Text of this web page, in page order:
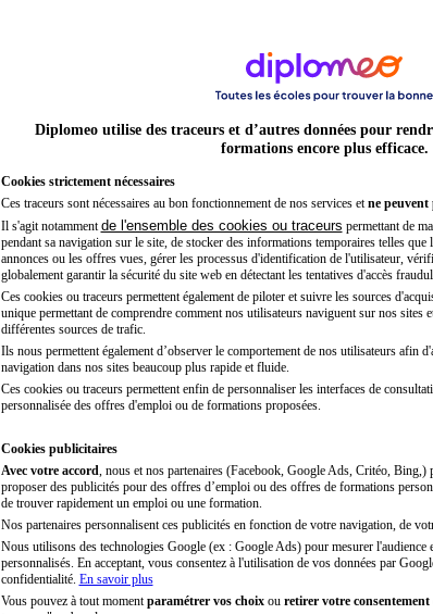
Diplomeo utilise des traceurs et d’autres données pour
formations encore plus efficace.
Cookies strictement nécessaires
Ces traceurs sont nécessaires au bon fonctionnement de nos services et ne peuvent
Il s'agit notamment de l'ensemble des cookies ou traceurs permettant de
pendant sa navigation sur le site, de stocker des informations temporaires telles que
annonces ou les offres vues, gérer les processus d'identification de l'utilisateur,
globalement garantir la sécurité du site web en détectant les tentatives d'accès
Ces cookies ou traceurs permettent également de piloter et suivre les sources
unique permettant de comprendre comment nos utilisateurs naviguent sur nos sites
différentes sources de trafic.
Ils nous permettent également d’observer le comportement de nos utilisateurs afin
navigation dans nos sites beaucoup plus rapide et fluide.
Ces cookies ou traceurs permettent enfin de personnaliser les interfaces de
personnalisée des offres d'emploi ou de formations proposées.
Cookies publicitaires
Avec votre accord , nous et nos partenaires (Facebook, Google Ads, Critéo,
proposer des publicités pour des offres d’emploi ou des offres de formations
de trouver rapidement un emploi ou une formation.
Nos partenaires personnalisent ces publicités en fonction de votre navigation, de
Nous utilisons des technologies Google (ex : Google Ads) pour mesurer l'audience
personnalisés. En acceptant, vous consentez à l'utilisation de vos données par
confidentialité. En savoir plus
Vous pouvez à tout moment paramétrer vos choixou retirer votre consentement